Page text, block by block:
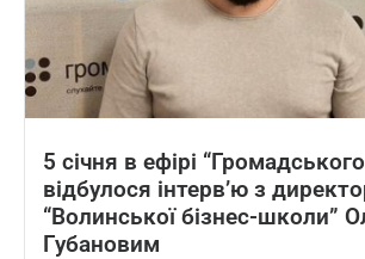
5 січня в ефірі
відбулося інтерв’ю з
“Волинської бізнес-школи”
Губановим